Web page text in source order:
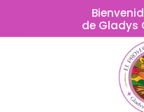
de Gladys